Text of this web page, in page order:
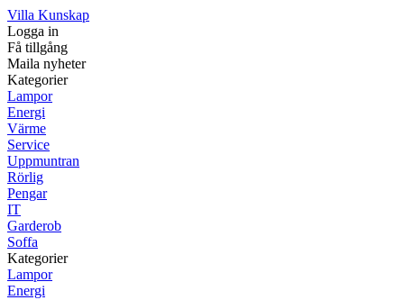
Villa Kunskap
Logga in
Få tillgång
Maila nyheter
Kategorier
Lampor
Energi
Värme
Service
Uppmuntran
Rörlig
Pengar
IT
Garderob
Soffa
Kategorier
Lampor
Energi